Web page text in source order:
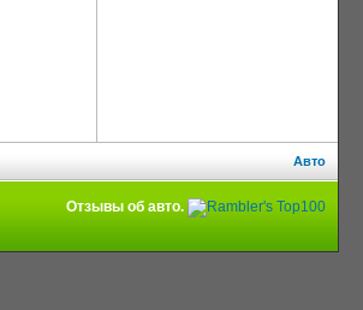
Авто
Отзывы об авто.